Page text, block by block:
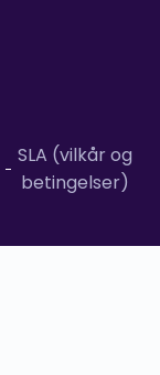
SLA (vilkår og
betingelser)